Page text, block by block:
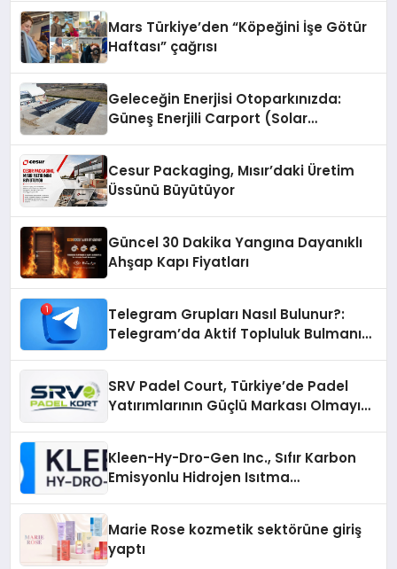
Mars Türkiye’den “Köpeğini İşe Götür
Haftası” çağrısı
Geleceğin Enerjisi Otoparkınızda:
Güneş Enerjili Carport (Solar
Cesur Packaging, Mısır’daki Üretim
Üssünü Büyütüyor
Güncel 30 Dakika Yangına Dayanıklı
Ahşap Kapı Fiyatları
Telegram Grupları Nasıl Bulunur?:
Telegram’da Aktif Topluluk Bulmanın
SRV Padel Court, Türkiye’de Padel
Yatırımlarının Güçlü Markası Olmayı
Kleen-Hy-Dro-Gen Inc., Sıfır Karbon
Emisyonlu Hidrojen Isıtma
Marie Rose kozmetik sektörüne giriş
yaptı